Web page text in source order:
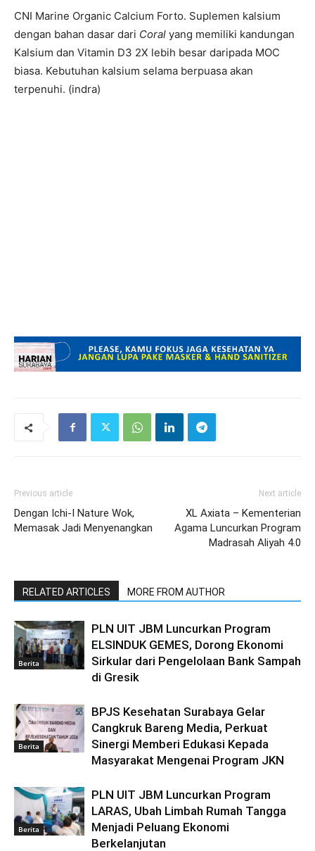
CNI Marine Organic Calcium Forto. Suplemen kalsium
dengan bahan dasar dari Coral yang memiliki kandungan
Kalsium dan Vitamin D3 2X lebih besar daripada MOC
biasa. Kebutuhan kalsium selama berpuasa akan
terpenuhi. (indra)
Previous article
Dengan Ichi-I Nature Wok,
Memasak Jadi Menyenangkan
Next article
XL Axiata – Kementerian
Agama Luncurkan Program
Madrasah Aliyah 4.0
RELATED ARTICLES MORE FROM AUTHOR
Berita
PLN UIT JBM Luncurkan Program
ELSINDUK GEMES, Dorong Ekonomi
Sirkular dari Pengelolaan Bank Sampah
di Gresik
Berita
BPJS Kesehatan Surabaya Gelar
Cangkruk Bareng Media, Perkuat
Sinergi Memberi Edukasi Kepada
Masyarakat Mengenai Program JKN
Berita
PLN UIT JBM Luncurkan Program
LARAS, Ubah Limbah Rumah Tangga
Menjadi Peluang Ekonomi
Berkelanjutan